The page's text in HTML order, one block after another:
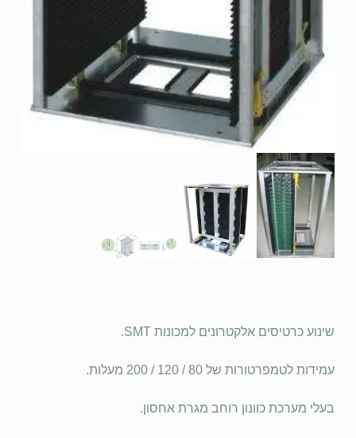
שינוע כרטיסים אלקטרונים למכונות SMT.
עמידות לטמפרטורות של 80 / 120 / 200 מעלות.
בעלי מערכת כוונון רוחב מגרת אחסון.